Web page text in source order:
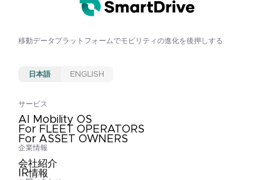
移動データプラットフォームでモビリティの進化を後押しする
日本語 ENGLISH
サービス
AI Mobility OS
For FLEET OPERATORS
For ASSET OWNERS
企業情報
会社紹介
IR情報